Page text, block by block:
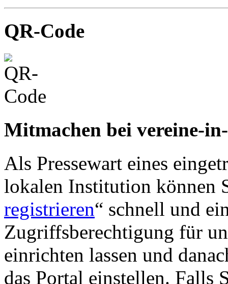
QR-Code
Mitmachen bei vereine-
Als Pressewart eines
lokalen Institution können
registrieren“ schnell und
Zugriffsberechtigung für
einrichten lassen und
das Portal einstellen. Falls